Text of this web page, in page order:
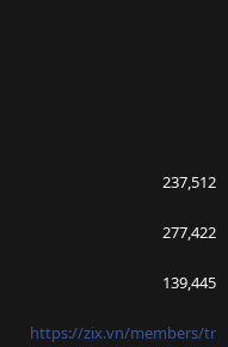
237,512
277,422
139,445
https://zix.vn/members/tr